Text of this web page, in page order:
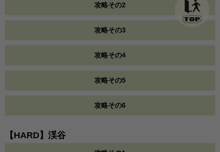
攻略その2
攻略その3
攻略その4
攻略その5
攻略その6
【HARD】渓谷